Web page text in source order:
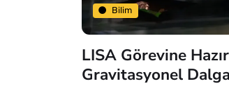
Bilim
LISA Görevine
Gravitasyonel